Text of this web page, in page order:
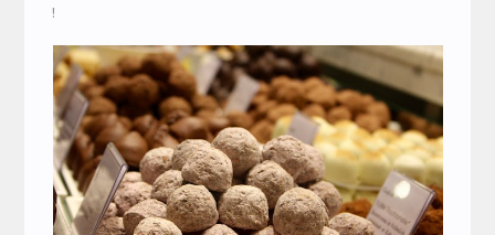
!